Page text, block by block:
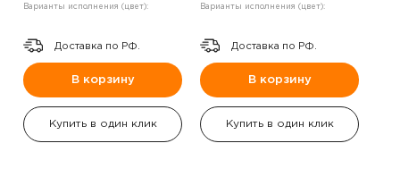
Варианты исполнения (цвет):
Доставка по РФ.
В корзину
Купить в один клик
Варианты исполнения (цвет):
Доставка по РФ.
В корзину
Купить в один клик